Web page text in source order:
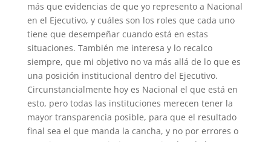
más que evidencias de que yo represento a Nacional
en el Ejecutivo, y cuáles son los roles que cada uno
tiene que desempeñar cuando está en estas
situaciones. También me interesa y lo recalco
siempre, que mi objetivo no va más allá de lo que es
una posición institucional dentro del Ejecutivo.
Circunstancialmente hoy es Nacional el que está en
esto, pero todas las instituciones merecen tener la
mayor transparencia posible, para que el resultado
final sea el que manda la cancha, y no por errores o